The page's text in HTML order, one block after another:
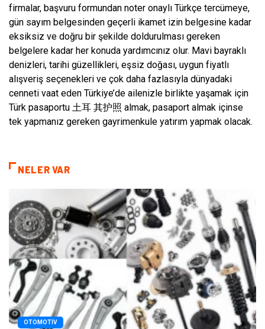
firmalar, başvuru formundan noter onaylı Türkçe tercümeye,
gün sayım belgesinden geçerli ikamet izin belgesine kadar
eksiksiz ve doğru bir şekilde doldurulması gereken
belgelere kadar her konuda yardımcınız olur. Mavi bayraklı
denizleri, tarihi güzellikleri, eşsiz doğası, uygun fiyatlı
alışveriş seçenekleri ve çok daha fazlasıyla dünyadaki
cenneti vaat eden Türkiye’de ailenizle birlikte yaşamak için
Türk pasaportu 土耳 其护照 almak, pasaport almak içinse
tek yapmanız gereken gayrimenkule yatırım yapmak olacak.
NELER VAR
OTOMOTIV